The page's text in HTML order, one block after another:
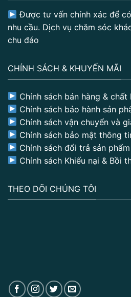
Được tư vấn chính xác để
nhu cầu. Dịch vụ chăm sóc
chu đáo
CHÍNH SÁCH & KHUYẾN MÃI
Chính sách bán hàng &
Chính sách bảo hành sản
Chính sách vận chuyển và
Chính sách bảo mật thông
Chính sách đổi trả sản phẩm
Chính sách Khiếu nại & Bồi
THEO DÕI CHÚNG TÔI